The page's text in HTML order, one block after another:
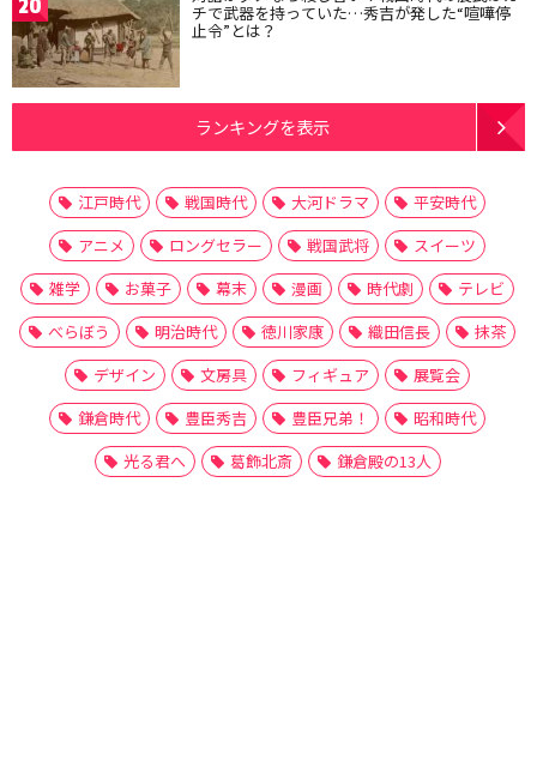
20 チで武器を持っていた…秀吉が発した“喧嘩停
止令”とは？
ランキングを表示
江戸時代 戦国時代 大河ドラマ
平安時代
アニメ
ロングセラー 戦国武将
スイーツ
雑学
お菓子 幕末 漫画 時代劇
テレビ
べらぼう
明治時代 徳川家康 織田信長
抹茶
デザイン
文房具 フィギュア
展覧会
鎌倉時代
豊臣秀吉 豊臣兄弟！
昭和時代
光る君へ
葛飾北斎 鎌倉殿の13人